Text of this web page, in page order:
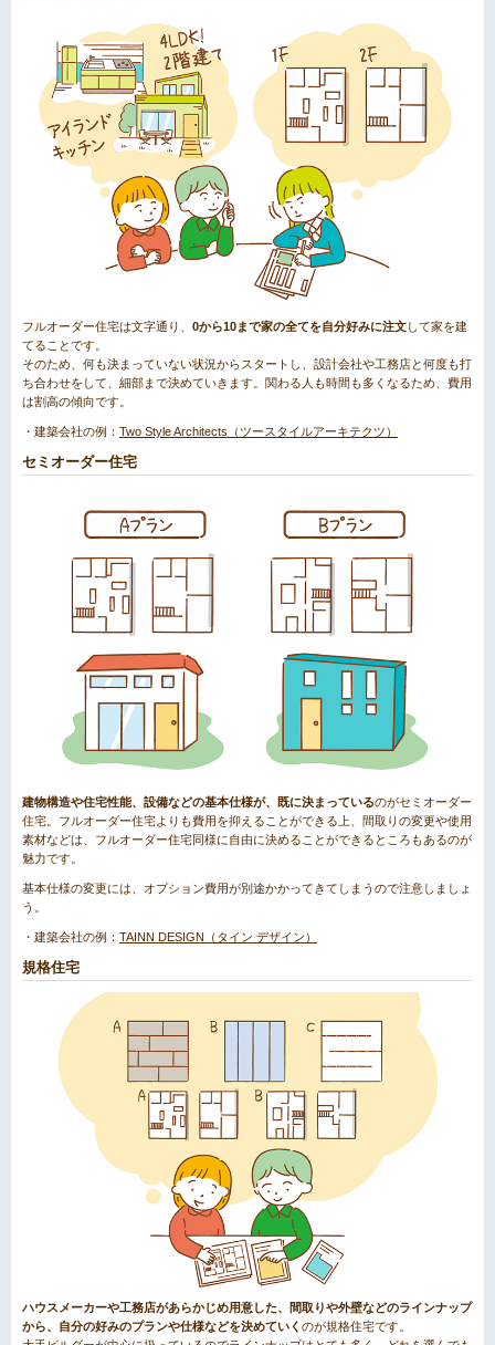
フルオーダー住宅は文字通り、 0から10まで家の全てを自分好みに注文して家を建
てることです。
そのため、何も決まっていない状況からスタートし、設計会社や工務店と何度も打
ち合わせをして、細部まで決めていきます。関わる人も時間も多くなるため、費用
は割高の傾向です。
・建築会社の例： Two Style Architects（ツースタイルアーキテクツ）
セミオーダー住宅
建物構造や住宅性能、設備などの基本仕様が、既に決まっているのがセミオーダー
住宅。フルオーダー住宅よりも費用を抑えることができる上、間取りの変更や使用
素材などは、フルオーダー住宅同様に自由に決めることができるところもあるのが
魅力です。
基本仕様の変更には、オプション費用が別途かかってきてしまうので注意しましょ
う。
・建築会社の例： TAINN DESIGN（タイン デザイン）
規格住宅
ハウスメーカーや工務店があらかじめ用意した、間取りや外壁などのラインナップ
から、自分の好みのプランや仕様などを決めていく のが規格住宅です。